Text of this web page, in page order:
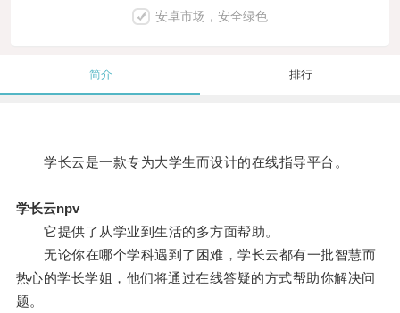
安卓市场，安全绿色
简介 排行
学长云是一款专为大学生而设计的在线指导平台。
学长云npv
它提供了从学业到生活的多方面帮助。
无论你在哪个学科遇到了困难，学长云都有一批智慧而
热心的学长学姐，他们将通过在线答疑的方式帮助你解决问
题。